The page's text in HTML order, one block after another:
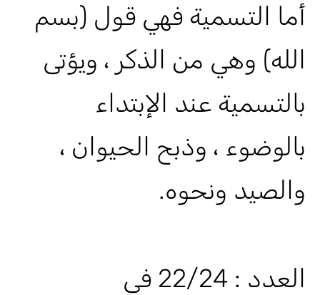
أما التسمية فهي قول (بسم
الله) وهي من الذكر ، ويؤتى
بالتسمية عند الإبتداء
بالوضوء ، وذبح الحيوان ،
والصيد ونحوه.
العدد : 22/24 في